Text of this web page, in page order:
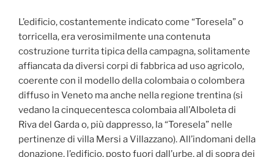
L’edificio, costantemente indicato come “Toresela” o
torricella, era verosimilmente una contenuta
costruzione turrita tipica della campagna, solitamente
affiancata da diversi corpi di fabbrica ad uso agricolo,
coerente con il modello della colombaia o colombera
diffuso in Veneto ma anche nella regione trentina (si
vedano la cinquecentesca colombaia all’Alboleta di
Riva del Garda o, più dappresso, la “Toresela” nelle
pertinenze di villa Mersi a Villazzano). All’indomani della
donazione, l’edificio, posto fuori dall’urbe, al di sopra dei